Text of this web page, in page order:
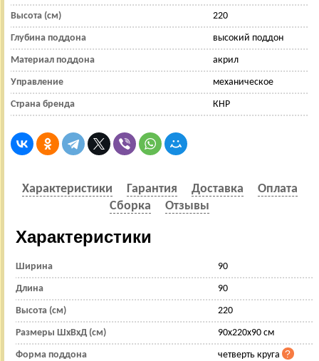
Высота (см) 220
Глубина поддона высокий поддон
Материал поддона акрил
Управление механическое
Страна бренда КНР
Характеристики Гарантия Доставка
Оплата
Сборка
Отзывы
Характеристики
Ширина 90
Длина 90
Высота (см) 220
Размеры ШхВхД (см) 90x220x90 см
Форма поддона четверть круга